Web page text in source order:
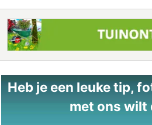
Heb je een leuke tip,
met ons wilt